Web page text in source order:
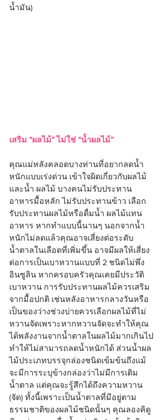
น้ำมัน)
เสริม “ผลไม้” ไม่ใช่ “น้ำผลไม้”
คุณแม่หลังคลอดบางท่านที่อยากลดน้ำ
หนักแบบเร่งด่วน เข้าใจผิดเกี่ยวกับผลไม้
และน้ำ ผลไม้ บางคนไม่รับประทาน
อาหารมื้อหลัก ไม่รับประทานข้าว เลือก
รับประทานผลไม้หรือดื่มน้ำ ผลไม้แทน
อาหาร หากทำแบบนี้นานๆ นอกจากน้ำ
หนักไม่ลดแล้วคุณอาจเสี่ยงต่อระดับ
น้ำตาลในเลือดที่เพิ่มขึ้น อาจมีผลให้เสี่ยง
ต่อการเป็นเบาหวานแบบที่ 2 ชนิดไม่พึ่ง
อินซูลิน หากครอบครัวคุณเคยมีประวัติ
เบาหวาน การรับประทานผลไม้ควรเสริม
จากมื้อปกติ เช่นหลังอาหารกลางวันหรือ
เป็นของว่างช่วงบ่ายควรเลือกผลไม้ที่ไม่
หวานจัดเพราะหากหวานจัดจะทำให้คุณ
ได้พลังงานจากน้ำตาลในผลไม้มากเกินไป
ทำให้ไม่สามารถลดน้ำหนักได้ ส่วนน้ำผล
ไม้ประเภทบรรจุกล่องชนิดเข้มข้นถึงแม้
จะมีการระบุข้างกล่องว่าไม่มีการเติม
น้ำตาล แต่คุณจะรู้สึกได้ถึงความหวาน
(จัด) ทั้งนี้เพราะเป็นน้ำตาลที่มีอยู่ตาม
ธรรมชาติของผลไม้ชนิดนั้นๆ คุณลองคิดู